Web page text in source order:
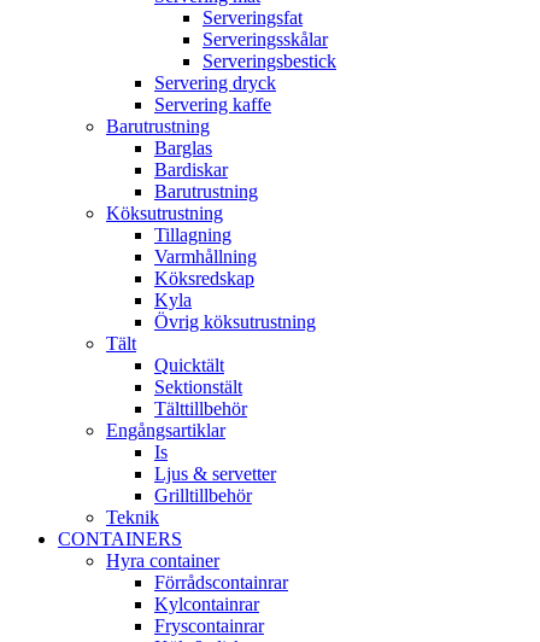
Serveringsfat
Serveringsskålar
Serveringsbestick
Servering dryck
Servering kaffe
Barutrustning
Barglas
Bardiskar
Barutrustning
Köksutrustning
Tillagning
Varmhållning
Köksredskap
Kyla
Övrig köksutrustning
Tält
Quicktält
Sektionstält
Tälttillbehör
Engångsartiklar
Is
Ljus & servetter
Grilltillbehör
Teknik
CONTAINERS
Hyra container
Förrådscontainrar
Kylcontainrar
Fryscontainrar